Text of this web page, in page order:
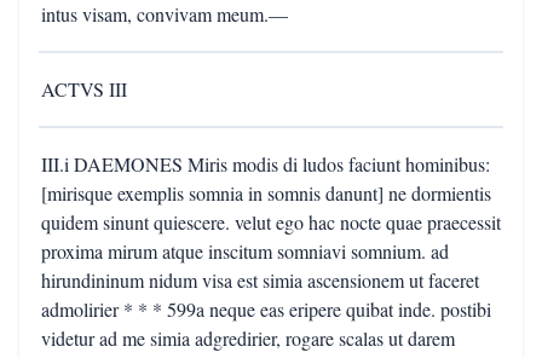
intus visam, convivam meum.—
ACTVS III
III.i DAEMONES Miris modis di ludos faciunt hominibus:
[mirisque exemplis somnia in somnis danunt] ne dormientis
quidem sinunt quiescere. velut ego hac nocte quae praecessit
proxima mirum atque inscitum somniavi somnium. ad
hirundininum nidum visa est simia ascensionem ut faceret
admolirier * * * 599a neque eas eripere quibat inde. postibi
videtur ad me simia adgredirier, rogare scalas ut darem